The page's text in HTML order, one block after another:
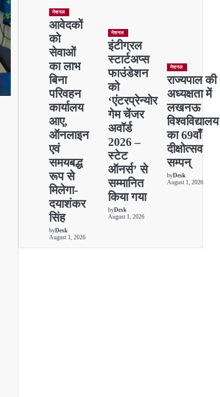
नेशनल
आवेदकों
को
सेवाओं
का लाभ
बिना
परिवहन
कार्यालय
आए,
ऑनलाइन
एवं
समयबद्ध
रूप से
मिलेगा-
दयाशंकर
सिंह
byDesk
August 1, 2026
नेशनल
इंटीग्रल
स्टार्टअप्स
फाउंडेशन
को
‘एंटरप्रेन्योर
गेम चेंजर
अवॉर्ड
2026 –
स्टेट
ऑनर्स’ से
सम्मानित
किया गया
byDesk
August 1, 2026
नेशनल
राज्यपाल की
अध्यक्षता में
लखनऊ
विश्वविद्यालय
का 69वाँ
दीक्षोत्सव
सम्पन्
byDesk
August 1, 2026